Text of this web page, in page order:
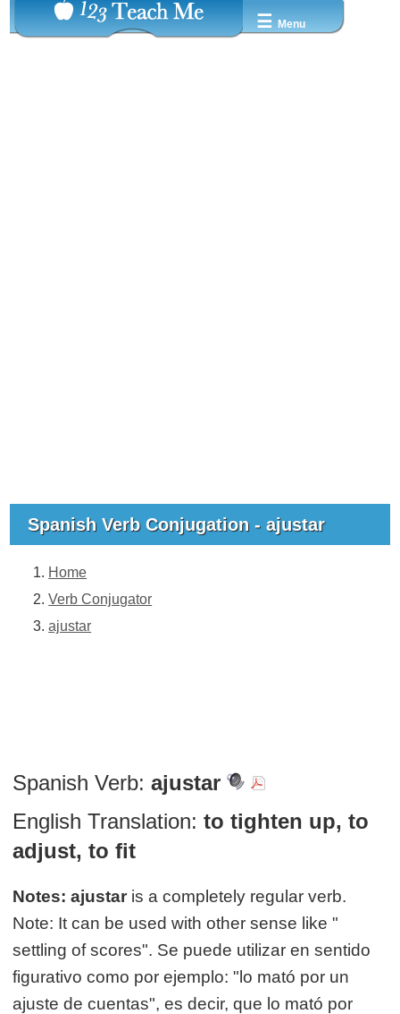
☰ Menu
Spanish Verb Conjugation - ajustar
Home
Verb Conjugator
ajustar
Spanish Verb: ajustar
English Translation: to tighten up, to
adjust, to fit
Notes: ajustar is a completely regular verb.
Note: It can be used with other sense like "
settling of scores". Se puede utilizar en sentido
figurativo como por ejemplo: "lo mató por un
ajuste de cuentas", es decir, que lo mató por